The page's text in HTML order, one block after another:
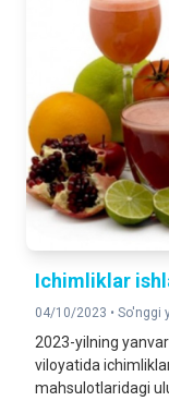
Ichimliklar
04/10/2023 • So'nggi
2023-yilning
viloyatida
mahsulotlaridagi